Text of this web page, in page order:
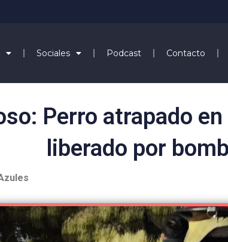
Sociales Podcast Contacto
Perro atrapado
liberado por